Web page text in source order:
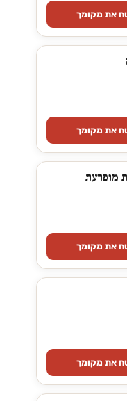
את מקומך
את מקומך
מופרעת
את מקומך
את מקומך